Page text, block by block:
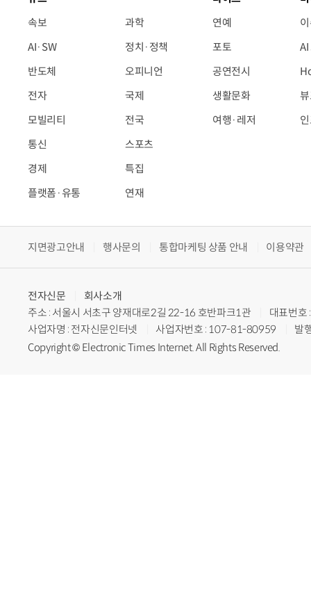
속보
AI·SW
반도체
전자
모빌리티
통신
경제
플랫폼·유통
과학
정치·정책
오피니언
국제
전국
스포츠
특집
연재
연예
포토
공연전시
생활문화
여행·레저
지면광고안내 행사문의 통합마케팅 상품 안내 이용약관
전자신문
회사소개
주소 : 서울시 서초구 양재대로2길 22-16 호반파크1관
대표번
사업자명 : 전자신문인터넷
사업자번호 : 107-81-80959
발
Copyright © Electronic Times Internet. All Rights Reserved.